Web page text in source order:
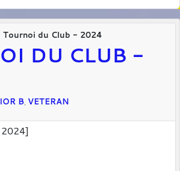
Tournoi du Club - 2024
DU CLUB -
B VETERAN
2024]